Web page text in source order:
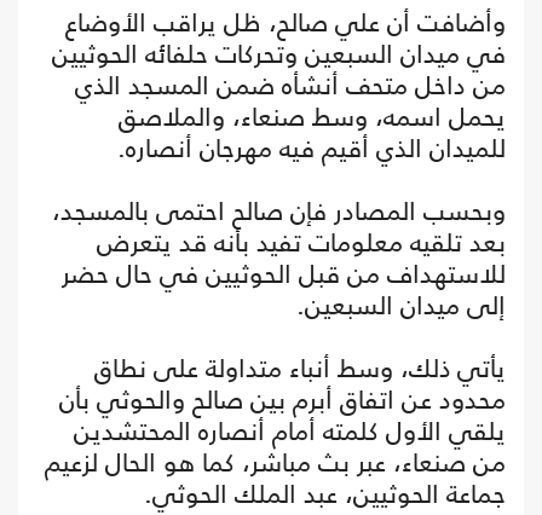
وأضافت أن علي صالح، ظل يراقب الأوضاع
في ميدان السبعين وتحركات حلفائه الحوثيين
من داخل متحف أنشأه ضمن المسجد الذي
يحمل اسمه، وسط صنعاء، والملاصق
للميدان الذي أقيم فيه مهرجان أنصاره.
وبحسب المصادر فإن صالح احتمى بالمسجد،
بعد تلقيه معلومات تفيد بأنه قد يتعرض
للاستهداف من قبل الحوثيين في حال حضر
إلى ميدان السبعين.
يأتي ذلك، وسط أنباء متداولة على نطاق
محدود عن اتفاق أبرم بين صالح والحوثي بأن
يلقي الأول كلمته أمام أنصاره المحتشدين
من صنعاء، عبر بث مباشر، كما هو الحال لزعيم
جماعة الحوثيين، عبد الملك الحوثي.